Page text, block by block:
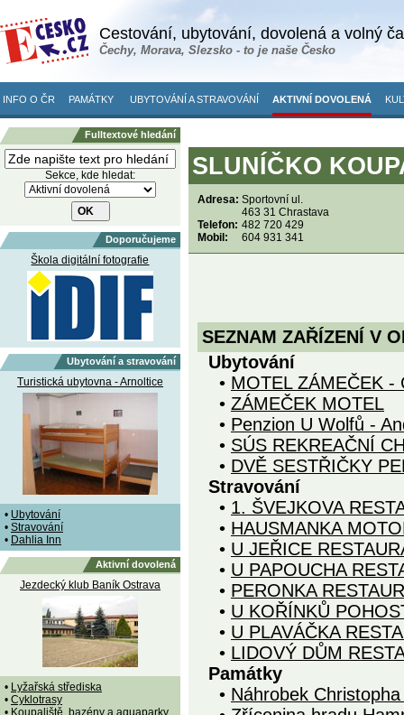
Cestování, ubytování, dovolená a volný
Čechy, Morava, Slezsko - to je naše Česko
INFO O ČR PAMÁTKY UBYTOVÁNÍ A STRAVOVÁNÍ AKTIVNÍ DOVOLENÁ
Fulltextové hledání
Sekce, kde hledat:
Doporučujeme
Škola digitální fotografie
Ubytování a stravování
Turistická ubytovna - Arnoltice
• Ubytování
• Stravování
• Dahlia Inn
Aktivní dovolená
Jezdecký klub Baník Ostrava
• Lyžařská střediska
• Cyklotrasy
• Koupaliště, bazény a aquaparky
SLUNÍČKO
Adresa: Sportovní ul.
463 31 Chrastava
Telefon: 482 720 429
Mobil:
604 931 341
SEZNAM ZAŘÍZENÍ V
Ubytování
• MOTEL ZÁMEČEK -
• ZÁMEČEK MOTEL
• Penzion U Wolfů -
• SÚS REKREAČNÍ
• DVĚ SESTŘIČKY
Stravování
• 1. ŠVEJKOVA
• HAUSMANKA
• U JEŘICE
• U PAPOUCHA
• PERONKA
• U KOŘÍNKŮ
• U PLAVÁČKA
• LIDOVÝ DŮM
Památky
• Náhrobek